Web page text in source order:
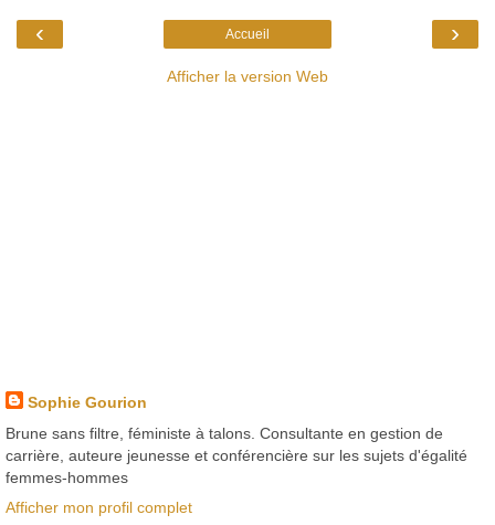
‹ ›
Accueil
Afficher la version Web
Sophie Gourion
Brune sans filtre, féministe à talons. Consultante en gestion de
carrière, auteure jeunesse et conférencière sur les sujets d'égalité
femmes-hommes
Afficher mon profil complet